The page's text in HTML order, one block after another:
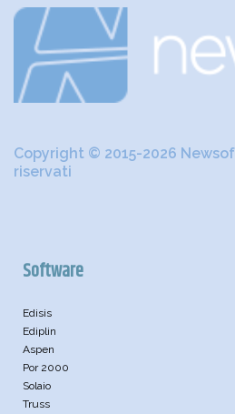
Copyright © 2015-2026
riservati
Software
Edisis
Ediplin
Aspen
Por 2000
Solaio
Truss